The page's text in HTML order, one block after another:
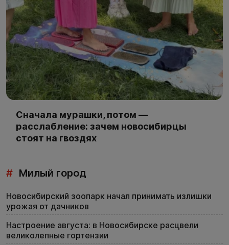
Сначала мурашки, потом —
расслабление: зачем новосибирцы
стоят на гвоздях
# Милый город
Новосибирский зоопарк начал принимать излишки
урожая от дачников
Настроение августа: в Новосибирске расцвели
великолепные гортензии